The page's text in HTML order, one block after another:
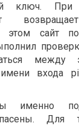
ключ. При
этом сайт
между
имени входа
именно
Для